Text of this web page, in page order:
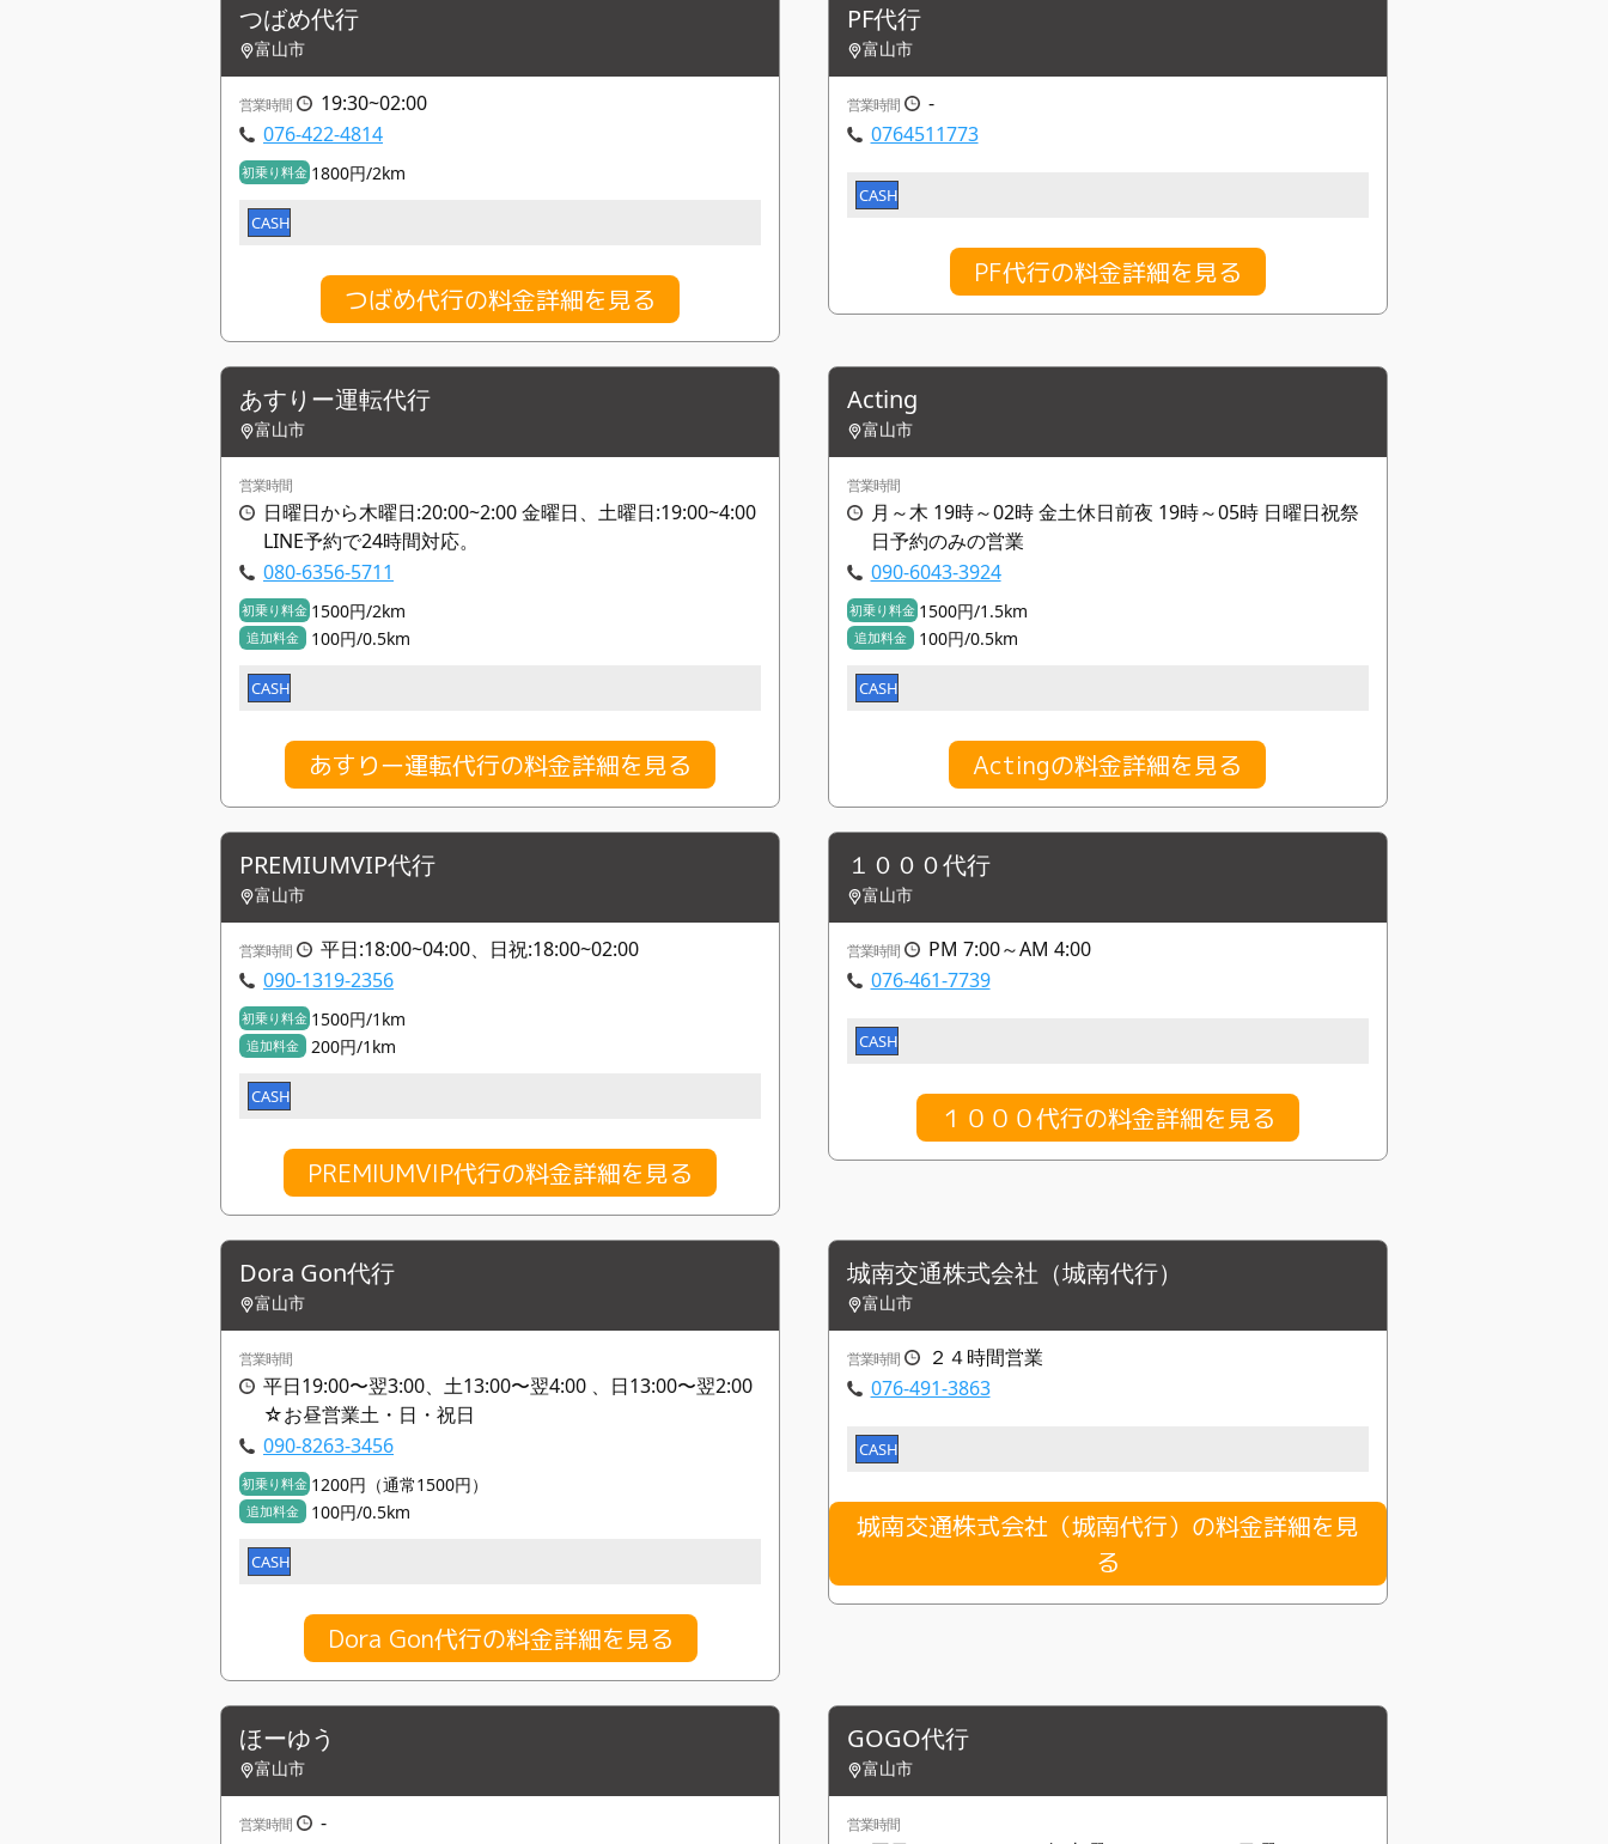
つばめ代行
富山市
営業時間
19:30~02:00
076-422-4814
初乗り料金 1800円/2km
CASH
つばめ代行の料金詳細を見る
PF代行
富山市
営業時間
-
0764511773
CASH
PF代行の料金詳細を見る
あすりー運転代行
富山市
営業時間
日曜日から木曜日:20:00~2:00 金曜日、土曜日:19:00~4:00
LINE予約で24時間対応。
080-6356-5711
初乗り料金 1500円/2km
追加料金 100円/0.5km
CASH
あすりー運転代行の料金詳細を見る
Acting
富山市
営業時間
月～木 19時～02時 金土休日前夜 19時～05時 日曜日祝祭
日予約のみの営業
090-6043-3924
初乗り料金 1500円/1.5km
追加料金 100円/0.5km
CASH
Actingの料金詳細を見る
PREMIUMVIP代行
富山市
営業時間
平日:18:00~04:00、日祝:18:00~02:00
090-1319-2356
初乗り料金 1500円/1km
追加料金 200円/1km
CASH
PREMIUMVIP代行の料金詳細を見る
１０００代行
富山市
営業時間
PM 7:00～AM 4:00
076-461-7739
CASH
１０００代行の料金詳細を見る
Dora Gon代行
富山市
営業時間
平日19:00〜翌3:00、土13:00〜翌4:00 、日13:00〜翌2:00
☆お昼営業土・日・祝日
090-8263-3456
初乗り料金 1200円（通常1500円）
追加料金 100円/0.5km
CASH
Dora Gon代行の料金詳細を見る
城南交通株式会社（城南代行）
富山市
営業時間
２４時間営業
076-491-3863
CASH
城南交通株式会社（城南代行）の料金詳細を見
る
ほーゆう
富山市
営業時間
-
GOGO代行
富山市
営業時間